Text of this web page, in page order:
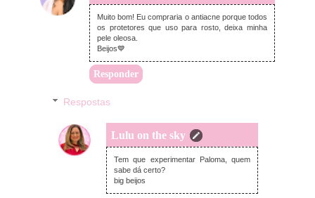
Muito bom! Eu compraria o antiacne porque todos
os protetores que uso para rosto, deixa minha
pele oleosa.
Beijos💙
Responder
Respostas
Lulu on the sky
terça-feira, dezembro 06, 2022
Tem que experimentar Paloma, quem
sabe dá certo?
big beijos